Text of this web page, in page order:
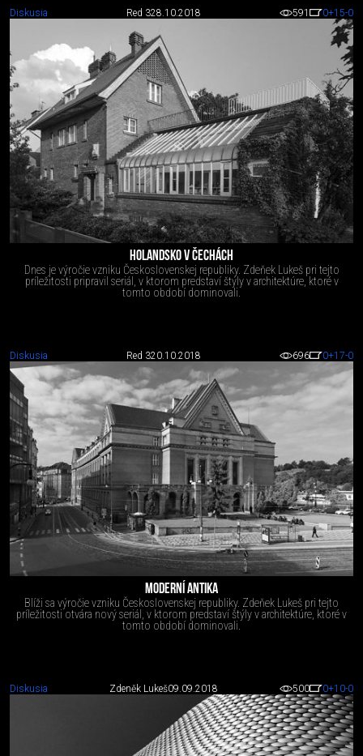
Diskusia Red 328.10.2018 591 0+15-0
HOLANDSKO V ČECHÁCH
Dnes je výročie vzniku Československej republiky. Zdeňek Lukeš pri tejto
príležitosti pripravil seriál, v ktorom predstaví štýly v architektúre, ktoré v
tomto období dominovali.
Diskusia Red 320.10.2018 696 0+17-0
MODERNÍ ANTIKA
Blíži sa výročie vzniku Československej republiky. Zdeňek Lukeš pri tejto
príležitosti otvára nový seriál, v ktorom predstaví štýly v architektúre, ktoré v
tomto období dominovali.
Diskusia Zdeněk Lukeš09.09.2018 500 0+10-0